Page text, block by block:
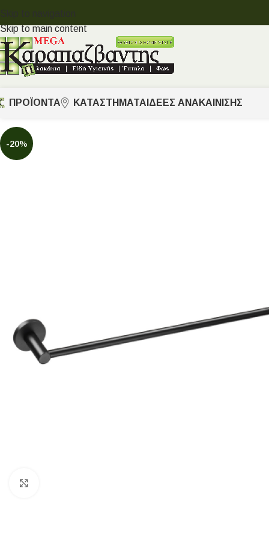
Skip to navigation
Skip to main content
ΠΡΟΪΟΝΤΑ ΚΑΤΑΣΤΗΜΑΤΑ ΙΔΈΕΣ ΑΝΑΚΑΊΝΙΣΗΣ
-20%